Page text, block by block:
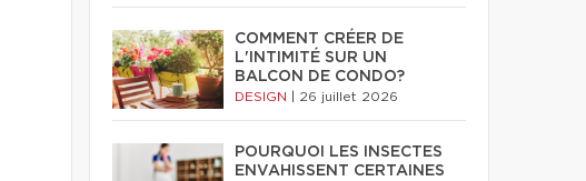
COMMENT CRÉER DE
L'INTIMITÉ SUR UN
BALCON DE CONDO?
DESIGN 26 juillet 2026
POURQUOI LES INSECTES
ENVAHISSENT CERTAINES